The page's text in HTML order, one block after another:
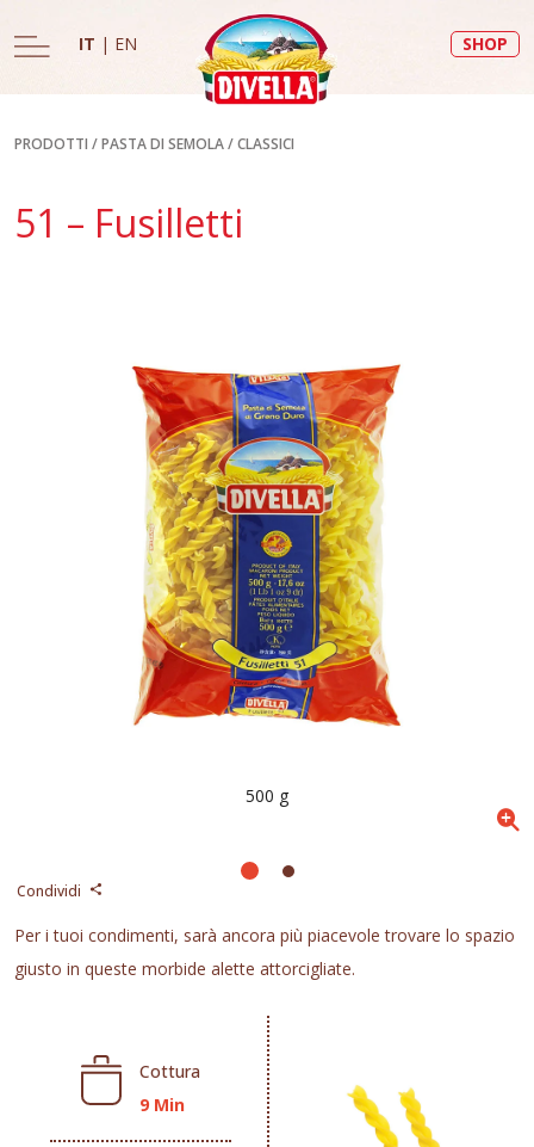
IT | EN SHOP
PRODOTTI /PASTA DI SEMOLA/CLASSICI
51 – Fusilletti
Condividi
Per i tuoi condimenti, sarà ancora più piacevole trovare lo spazio
giusto in queste morbide alette attorcigliate.
Cottura
9 Min
500 g